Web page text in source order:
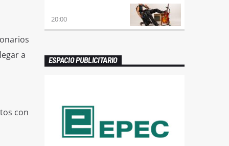
a
con
20:00
ESPACIO PUBLICITARIO